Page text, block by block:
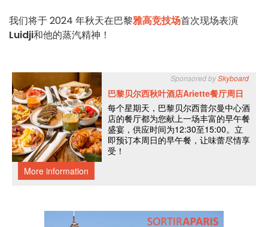
我们将于 2024 年秋天在巴黎雅高竞技场首次现场表演
Luidji和他的蒸汽精神！